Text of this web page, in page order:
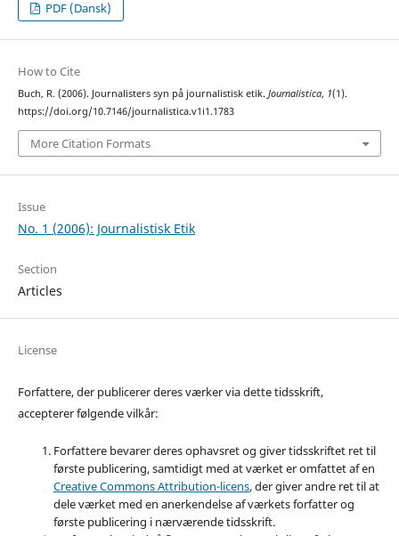
PDF (Dansk)
How to Cite
Buch, R. (2006). Journalisters syn på journalistisk etik. Journalistica, 1(1).
https://doi.org/10.7146/journalistica.v1i1.1783
More Citation Formats
Issue
No. 1 (2006): Journalistisk Etik
Section
Articles
License
Forfattere, der publicerer deres værker via dette tidsskrift,
accepterer følgende vilkår:
Forfattere bevarer deres ophavsret og giver tidsskriftet ret til
første publicering, samtidigt med at værket er omfattet af en
Creative Commons Attribution-licens, der giver andre ret til at
dele værket med en anerkendelse af værkets forfatter og
første publicering i nærværende tidsskrift.